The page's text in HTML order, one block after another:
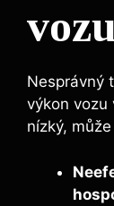
Nesprávný
výkon vozu
nízký,